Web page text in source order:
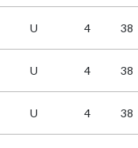
U 4 38
U 4 38
U 4 38